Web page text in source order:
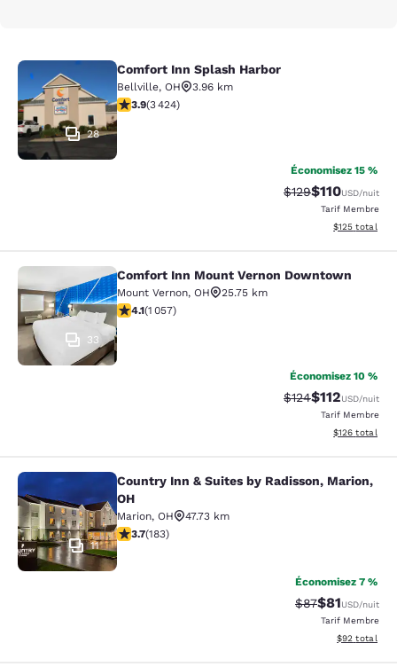
Comfort Inn Splash Harbor
28
Comfort Inn Splash Harbor
Bellville, OH
3.96 km
3.88 étoiles. Bien. 3424 commentaires
3.9(3 424)
Économisez 15 %
Tarif barré :
$129Tarif réduit :
$110USD/nuit
Tarif Membre
Afficher les
$125 total
Comfort Inn Mount Vernon
33
Comfort Inn Mount Vernon Downtown
Mount Vernon, OH
25.75 km
4.09 étoiles. Très Bien. 1057 commentaires
4.1(1 057)
Économisez 10 %
Tarif barré :
$124Tarif réduit :
$112USD/nuit
Tarif Membre
Afficher les
$126 total
Country Inn & Suites by Radisson,
11
Country Inn & Suites by Radisson, Marion,
OH
Marion, OH
47.73 km
3.67 étoiles. Bien. 183 commentaires
3.7(183)
Économisez 7 %
Tarif barré :
$87Tarif réduit :
$81USD/nuit
Tarif Membre
Afficher les
$92 total